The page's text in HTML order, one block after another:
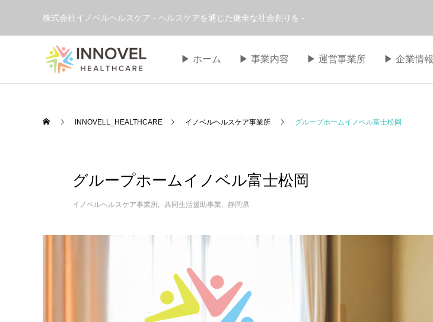
株式会社イノベルヘルスケア - ヘルスケアを通じた健全な社会創りを -
▶︎ ホーム ▶︎ 事業内容 ▶︎ 運営事業所 ▶︎ 企業情報
INNOVELL_HEALTHCARE イノベルヘルスケア事業所 グループホームイノベル富士松岡
グループホームイノベル富士松岡
イノベルヘルスケア事業所 共同生活援助事業 静岡県